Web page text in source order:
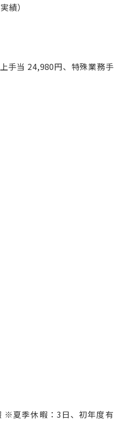
績）
手当 24,980円、特殊業務手
※夏季休暇：3日、初年度有